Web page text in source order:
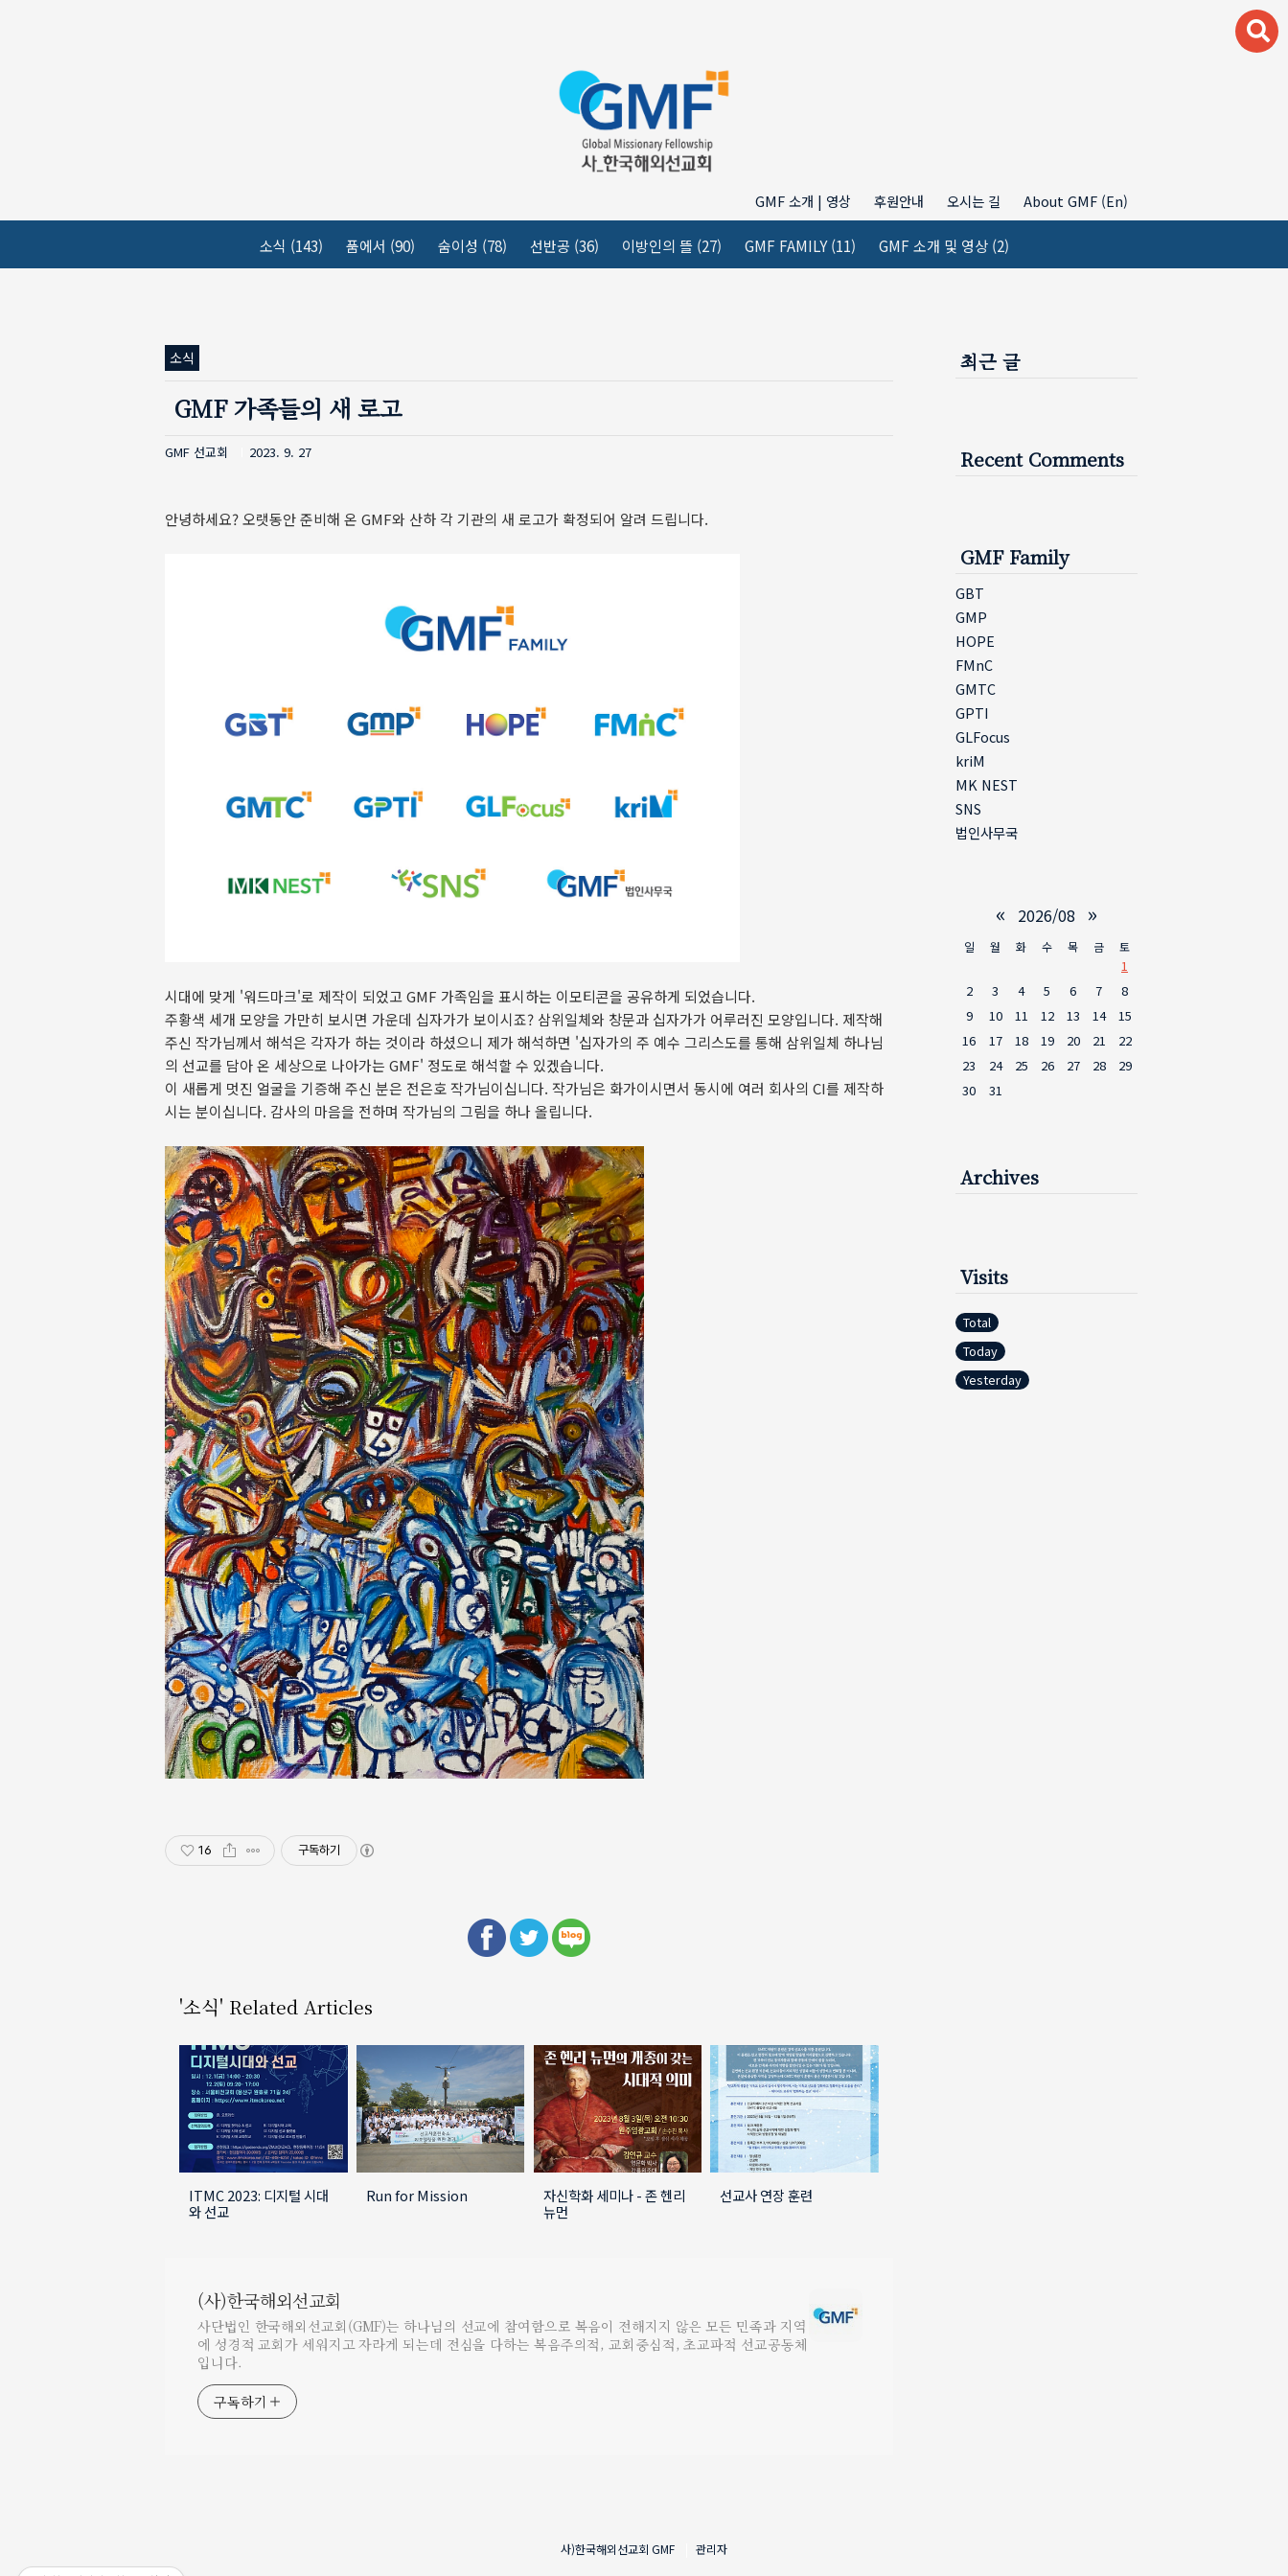
GMF 소개 | 영상 후원안내 오시는 길 About GMF (En)
소식 (143) 품에서 (90) 숨이성 (78) 선반공 (36) 이방인의 뜰 (27) GMF FAMILY(11) GMF 소개 및 영상 (2)
최근 글
Recent Comments
GMF Family
GBT
GMP
HOPE
FMnC
GMTC
GPTI
GLFocus
kriM
MK NEST
SNS
법인사무국
« 2026/08 »
일 월 화 수 목 금 토
1
2
3 4 5 6 7
8
9
10 11 12 13 14
15
16
17 18 19 20 21
22
23
24 25 26 27 28
29
30
31
Archives
Visits
Total
Today
Yesterday
소식
GMF 가족들의 새 로고
GMF 선교회 2023. 9. 27
안녕하세요? 오랫동안 준비해 온 GMF와 산하 각 기관의 새 로고가 확정되어 알려 드립니다.
시대에 맞게 '워드마크'로 제작이 되었고 GMF 가족임을 표시하는 이모티콘을 공유하게 되었습니다.
주황색 세개 모양을 가만히 보시면 가운데 십자가가 보이시죠? 삼위일체와 창문과 십자가가 어루러진 모양입니다. 제작해
주신 작가님께서 해석은 각자가 하는 것이라 하셨으니 제가 해석하면 '십자가의 주 예수 그리스도를 통해 삼위일체 하나님
의 선교를 담아 온 세상으로 나아가는 GMF' 정도로 해석할 수 있겠습니다.
이 새롭게 멋진 얼굴을 기증해 주신 분은 전은호 작가님이십니다. 작가님은 화가이시면서 동시에 여러 회사의 CI를 제작하
시는 분이십니다. 감사의 마음을 전하며 작가님의 그림을 하나 올립니다.
16 구독하기
'소식' Related Articles
ITMC 2023: 디지털 시대
와 선교
Run for Mission
자신학화 세미나 - 존 헨리
뉴먼
선교사 연장 훈련
(사)한국해외선교회
사단법인 한국해외선교회(GMF)는 하나님의 선교에 참여함으로 복음이 전해지지 않은 모든 민족과 지역
에 성경적 교회가 세워지고 자라게 되는데 전심을 다하는 복음주의적, 교회중심적, 초교파적 선교공동체
입니다.
구독하기
사)한국해외선교회 GMF 관리자